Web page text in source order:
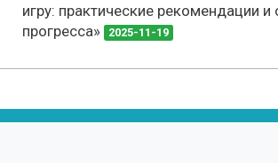
игру: практические рекомендации и
прогресса»
2025-11-19